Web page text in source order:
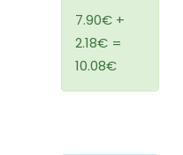
7.90€ +
2.18€ =
10.08€